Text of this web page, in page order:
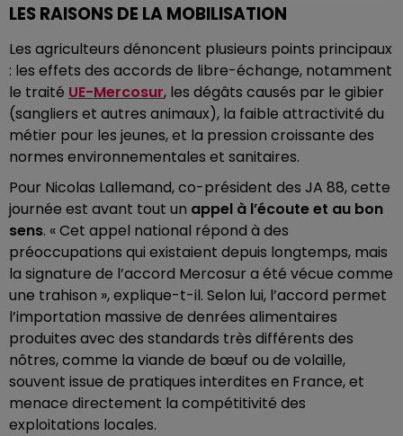
LES RAISONS DE LA MOBILISATION
Les agriculteurs dénoncent plusieurs points principaux
: les effets des accords de libre-échange, notamment
le traité UE-Mercosur, les dégâts causés par le gibier
(sangliers et autres animaux), la faible attractivité du
métier pour les jeunes, et la pression croissante des
normes environnementales et sanitaires.
Pour Nicolas Lallemand, co-président des JA 88, cette
journée est avant tout un appel à l’écoute et au bon
sens. « Cet appel national répond à des
préoccupations qui existaient depuis longtemps, mais
la signature de l’accord Mercosur a été vécue comme
une trahison », explique-t-il. Selon lui, l’accord permet
l’importation massive de denrées alimentaires
produites avec des standards très différents des
nôtres, comme la viande de bœuf ou de volaille,
souvent issue de pratiques interdites en France, et
menace directement la compétitivité des
exploitations locales.